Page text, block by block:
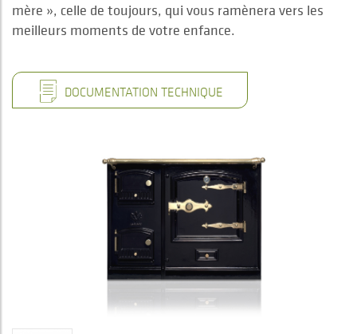
mère », celle de toujours, qui vous ramènera vers les
meilleurs moments de votre enfance.
DOCUMENTATION TECHNIQUE